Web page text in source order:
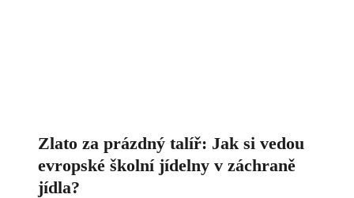
Zlato za prázdný talíř: Jak si vedou
evropské školní jídelny v záchraně
jídla?